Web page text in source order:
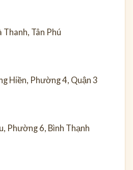
Thanh, Tân Phú
Hiền, Phường 4, Quận 3
Phường 6, Bình Thạnh